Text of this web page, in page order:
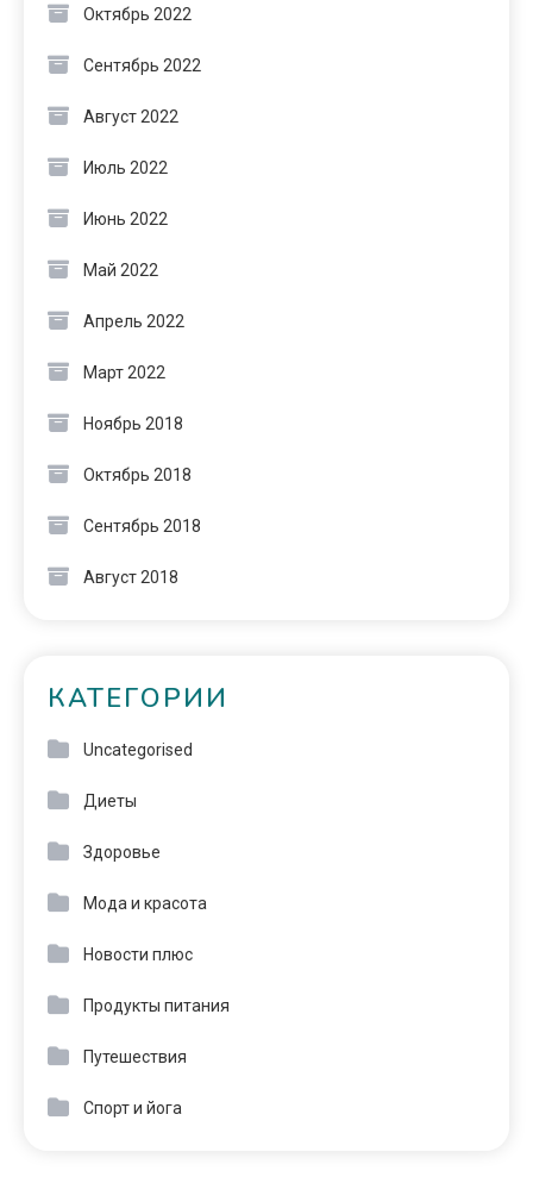
Октябрь 2022
Сентябрь 2022
Август 2022
Июль 2022
Июнь 2022
Май 2022
Апрель 2022
Март 2022
Ноябрь 2018
Октябрь 2018
Сентябрь 2018
Август 2018
КАТЕГОРИИ
Uncategorised
Диеты
Здоровье
Мода и красота
Новости плюс
Продукты питания
Путешествия
Спорт и йога